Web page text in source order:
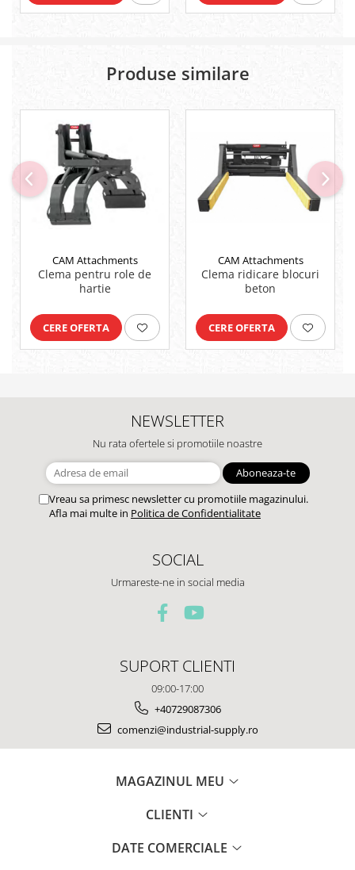
Produse similare
CAM Attachments
Clema pentru role de
hartie
CERE OFERTA
CAM Attachments
Clema ridicare blocuri
beton
CERE OFERTA
NEWSLETTER
Nu rata ofertele si promotiile noastre
Vreau sa primesc newsletter cu promotiile magazinului.
Afla mai multe in Politica de Confidentialitate
SOCIAL
Urmareste-ne in social media
SUPORT CLIENTI
09:00-17:00
+40729087306
comenzi@industrial-supply.ro
MAGAZINUL MEU
CLIENTI
DATE COMERCIALE